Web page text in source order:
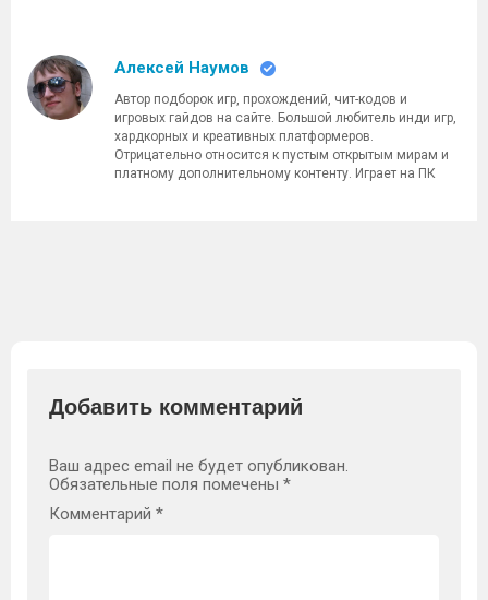
Алексей Наумов
Автор подборок игр, прохождений, чит-кодов и
игровых гайдов на сайте. Большой любитель инди игр,
хардкорных и креативных платформеров.
Отрицательно относится к пустым открытым мирам и
платному дополнительному контенту. Играет на ПК
Добавить комментарий
Ваш адрес email не будет опубликован.
Обязательные поля помечены *
Комментарий *